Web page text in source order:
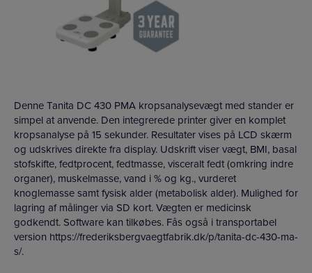
Denne Tanita DC 430 PMA kropsanalysevægt med stander er
simpel at anvende. Den integrerede printer giver en komplet
kropsanalyse på 15 sekunder. Resultater vises på LCD skærm
og udskrives direkte fra display. Udskrift viser vægt, BMI, basal
stofskifte, fedtprocent, fedtmasse, visceralt fedt (omkring indre
organer), muskelmasse, vand i % og kg., vurderet
knoglemasse samt fysisk alder (metabolisk alder). Mulighed for
lagring af målinger via SD kort. Vægten er medicinsk
godkendt. Software kan tilkøbes. Fås også i transportabel
version https://frederiksbergvaegtfabrik.dk/p/tanita-dc-430-ma-
s/.